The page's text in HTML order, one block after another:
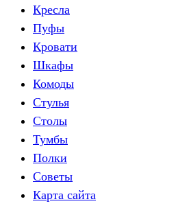
Кресла
Пуфы
Кровати
Шкафы
Комоды
Стулья
Столы
Тумбы
Полки
Советы
Карта сайта